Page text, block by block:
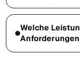
Welche